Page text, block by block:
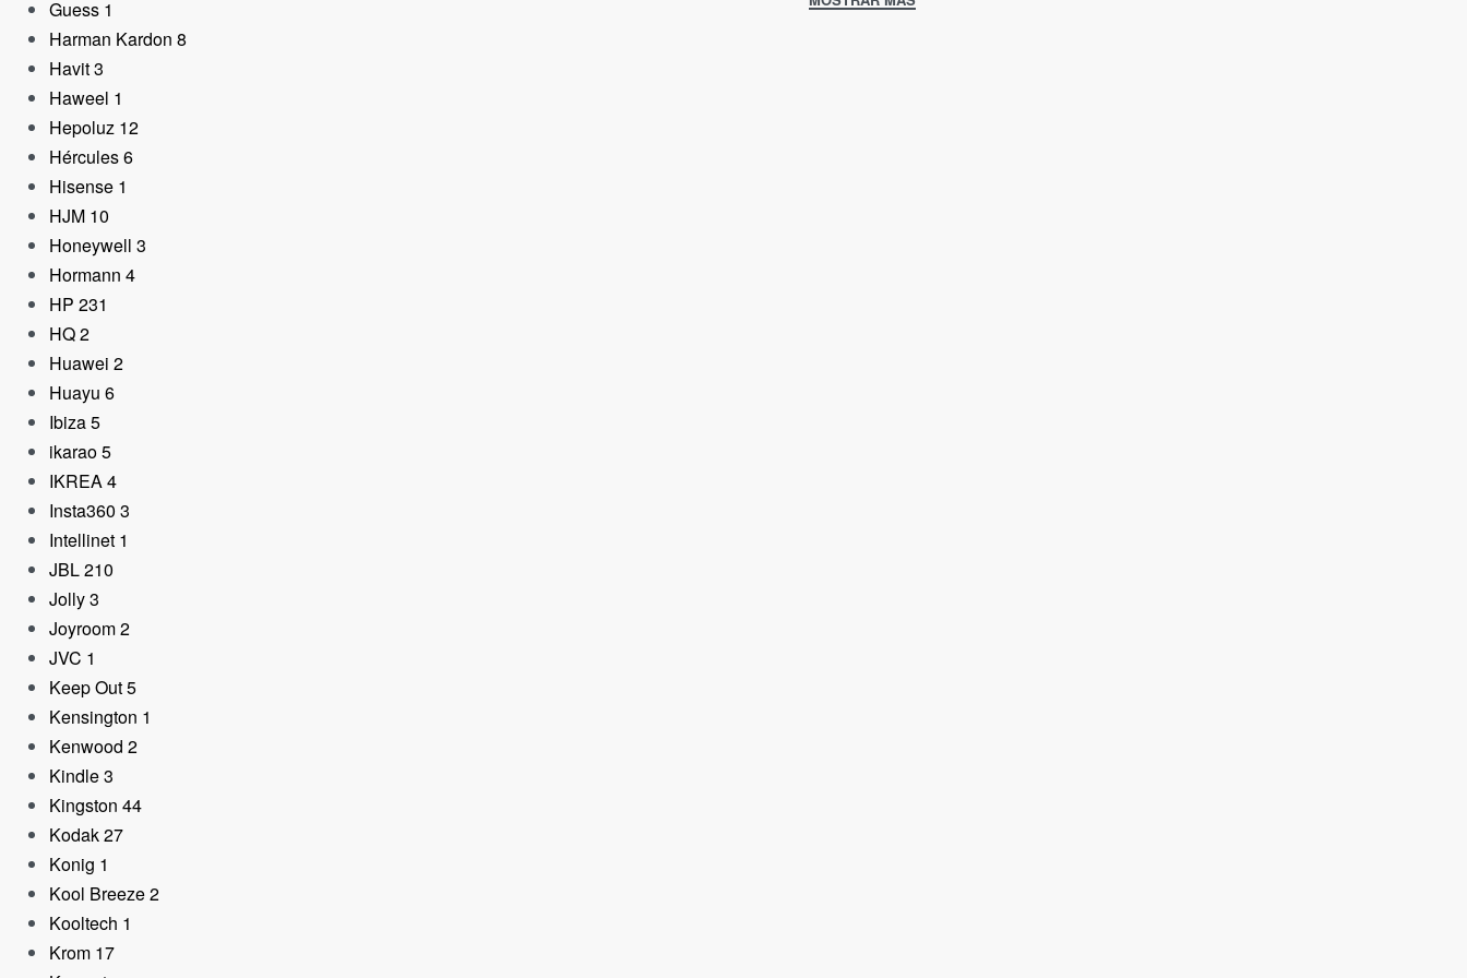
Guess 1
Harman Kardon 8
Havit3
Haweel 1
Hepoluz 12
Hércules6
Hisense 1
HJM 10
Honeywell 3
Hormann 4
HP 231
HQ2
Huawei 2
Huayu 6
Ibiza5
ikarao5
IKREA4
Insta360 3
Intellinet 1
JBL210
Jolly3
Joyroom2
JVC 1
Keep Out5
Kensington 1
Kenwood 2
Kindle3
Kingston 44
Kodak27
Konig 1
Kool Breeze2
Kooltech 1
Krom 17